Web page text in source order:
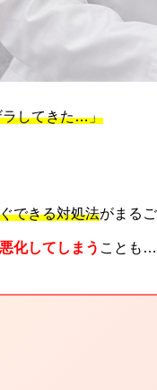
ラしてきた…」
できる対処法がまる
化してしまう ことも